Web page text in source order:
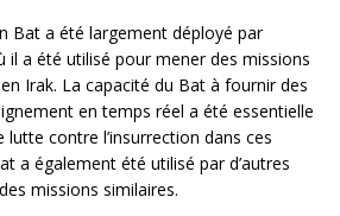
Bat a été largement déployé par
il a été utilisé pour mener des missions
Irak. La capacité du Bat à fournir des
en temps réel a été essentielle
contre l’insurrection dans ces
a également été utilisé par d’autres
missions similaires.